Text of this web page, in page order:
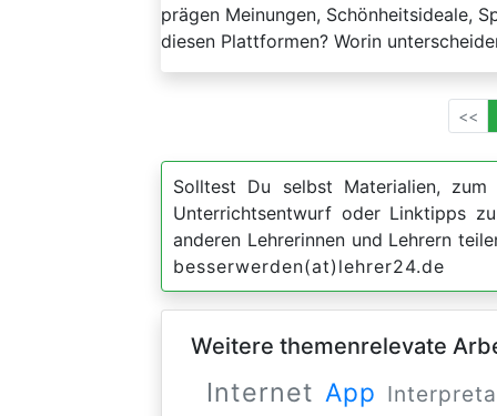
prägen Meinungen, Schönheitsideale,
diesen Plattformen? Worin
<<
Solltest Du selbst Materialien,
Unterrichtsentwurf oder Linktipps
anderen Lehrerinnen und Lehrern
besserwerden(at)lehrer24.de
Weitere themenrelevate
Internet App